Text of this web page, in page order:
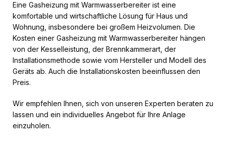
Eine Gasheizung mit Warmwasserbereiter ist eine
komfortable und wirtschaftliche Lösung für Haus und
Wohnung, insbesondere bei großem Heizvolumen. Die
Kosten einer Gasheizung mit Warmwasserbereiter hängen
von der Kesselleistung, der Brennkammerart, der
Installationsmethode sowie vom Hersteller und Modell des
Geräts ab. Auch die Installationskosten beeinflussen den
Preis.
Wir empfehlen Ihnen, sich von unseren Experten beraten zu
lassen und ein individuelles Angebot für Ihre Anlage
einzuholen.